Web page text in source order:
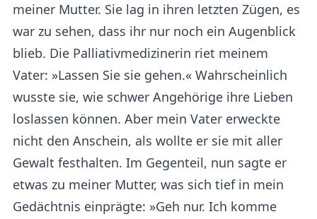
meiner Mutter. Sie lag in ihren letzten Zügen, es
war zu sehen, dass ihr nur noch ein Augenblick
blieb. Die Palliativmedizinerin riet meinem
Vater: »Lassen Sie sie gehen.« Wahrscheinlich
wusste sie, wie schwer Angehörige ihre Lieben
loslassen können. Aber mein Vater erweckte
nicht den Anschein, als wollte er sie mit aller
Gewalt festhalten. Im Gegenteil, nun sagte er
etwas zu meiner Mutter, was sich tief in mein
Gedächtnis einprägte: »Geh nur. Ich komme